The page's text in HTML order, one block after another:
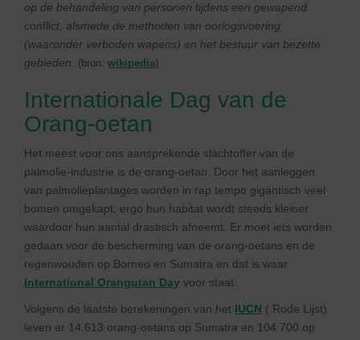
op de behandeling van personen tijdens een gewapend
conflict, alsmede de methoden van oorlogsvoering
(waaronder verboden wapens) en het bestuur van bezette
gebieden. (bron: wikipedia)
Internationale Dag van de
Orang-oetan
Het meest voor ons aansprekende slachtoffer van de
palmolie-industrie is de orang-oetan. Door het aanleggen
van palmolieplantages worden in rap tempo gigantisch veel
bomen omgekapt, ergo hun habitat wordt steeds kleiner
waardoor hun aantal drastisch afneemt. Er moet iets worden
gedaan voor de bescherming van de orang-oetans en de
regenwouden op Borneo en Sumatra en dat is waar
International Orangutan Day voor staat.
Volgens de laatste berekeningen van het IUCN ( Rode Lijst)
leven er 14.613 orang-oetans op Sumatra en 104.700 op